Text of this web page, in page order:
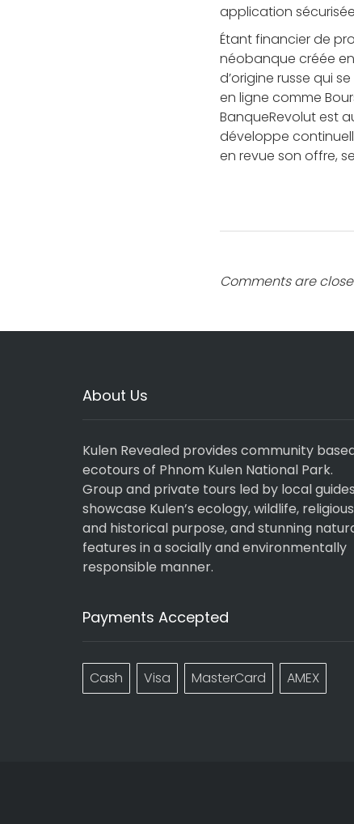
application
Étant financier de
néobanque créée
d’origine russe qui
en ligne comme
BanqueRevolut est
développe
en revue son offre,
Comments are
About Us
Kulen Revealed provides community
ecotours of Phnom Kulen National Park.
Group and private tours led by local guides
showcase Kulen’s ecology, wildlife, religious
and historical purpose, and stunning
features in a socially and environmentally
responsible manner.
Payments Accepted
Cash Visa MasterCard AMEX